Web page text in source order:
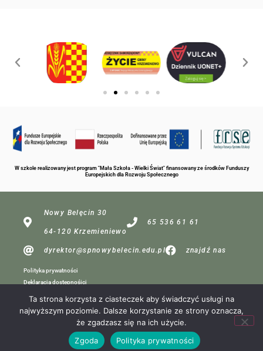
W szkole realizowany jest program "Mała Szkoła - Wielki Świat" finansowany ze środków Funduszy
Europejskich dla Rozwoju Społecznego
Nowy Belęcin 30
64-120 Krzemieniewo
65 536 61 61
dyrektor@spnowybelecin.edu.pl znajdź nas
Polityka prywatności
Deklaracja dostępnośici
dla redakcji
MP Komputery
Ta strona korzysta z ciasteczek aby świadczyć usługi na
najwyższym poziomie. Dalsze korzystanie ze strony oznacza,
że zgadzasz się na ich użycie.
Zgoda
Polityka prywatności